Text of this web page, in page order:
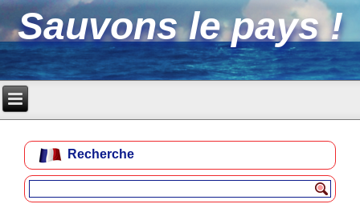
Sauvons le pays !
Recherche